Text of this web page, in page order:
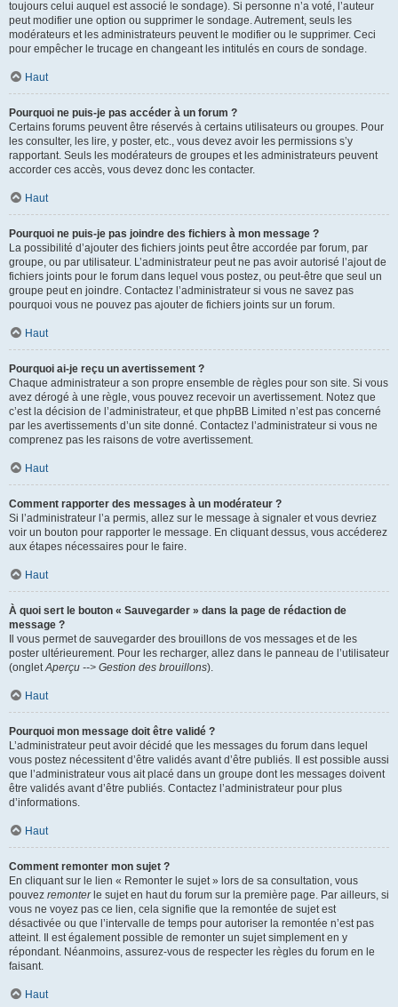
toujours celui auquel est associé le sondage). Si personne n’a voté, l’auteur
peut modifier une option ou supprimer le sondage. Autrement, seuls les
modérateurs et les administrateurs peuvent le modifier ou le supprimer. Ceci
pour empêcher le trucage en changeant les intitulés en cours de sondage.
Haut
Pourquoi ne puis-je pas accéder à un forum ?
Certains forums peuvent être réservés à certains utilisateurs ou groupes. Pour
les consulter, les lire, y poster, etc., vous devez avoir les permissions s’y
rapportant. Seuls les modérateurs de groupes et les administrateurs peuvent
accorder ces accès, vous devez donc les contacter.
Haut
Pourquoi ne puis-je pas joindre des fichiers à mon message ?
La possibilité d’ajouter des fichiers joints peut être accordée par forum, par
groupe, ou par utilisateur. L’administrateur peut ne pas avoir autorisé l’ajout de
fichiers joints pour le forum dans lequel vous postez, ou peut-être que seul un
groupe peut en joindre. Contactez l’administrateur si vous ne savez pas
pourquoi vous ne pouvez pas ajouter de fichiers joints sur un forum.
Haut
Pourquoi ai-je reçu un avertissement ?
Chaque administrateur a son propre ensemble de règles pour son site. Si vous
avez dérogé à une règle, vous pouvez recevoir un avertissement. Notez que
c’est la décision de l’administrateur, et que phpBB Limited n’est pas concerné
par les avertissements d’un site donné. Contactez l’administrateur si vous ne
comprenez pas les raisons de votre avertissement.
Haut
Comment rapporter des messages à un modérateur ?
Si l’administrateur l’a permis, allez sur le message à signaler et vous devriez
voir un bouton pour rapporter le message. En cliquant dessus, vous accéderez
aux étapes nécessaires pour le faire.
Haut
À quoi sert le bouton « Sauvegarder » dans la page de rédaction de
message ?
Il vous permet de sauvegarder des brouillons de vos messages et de les
poster ultérieurement. Pour les recharger, allez dans le panneau de l’utilisateur
(ongletAperçu --> Gestion des brouillons).
Haut
Pourquoi mon message doit être validé ?
L’administrateur peut avoir décidé que les messages du forum dans lequel
vous postez nécessitent d’être validés avant d’être publiés. Il est possible aussi
que l’administrateur vous ait placé dans un groupe dont les messages doivent
être validés avant d’être publiés. Contactez l’administrateur pour plus
d’informations.
Haut
Comment remonter mon sujet ?
En cliquant sur le lien « Remonter le sujet » lors de sa consultation, vous
pouvez remonterle sujet en haut du forum sur la première page. Par ailleurs, si
vous ne voyez pas ce lien, cela signifie que la remontée de sujet est
désactivée ou que l’intervalle de temps pour autoriser la remontée n’est pas
atteint. Il est également possible de remonter un sujet simplement en y
répondant. Néanmoins, assurez-vous de respecter les règles du forum en le
faisant.
Haut